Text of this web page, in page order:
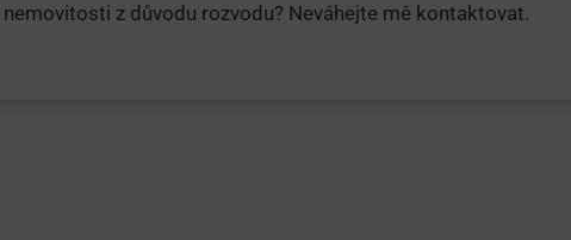
nemovitosti z důvodu rozvodu? Neváhejte mě kontaktovat.